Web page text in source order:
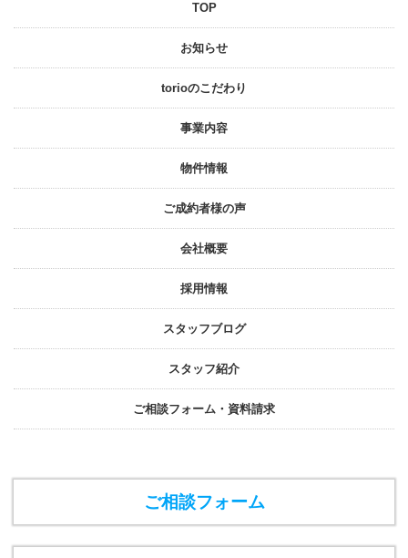
TOP
お知らせ
torioのこだわり
事業内容
物件情報
ご成約者様の声
会社概要
採⽤情報
スタッフブログ
スタッフ紹介
ご相談フォーム・資料請求
ご相談フォーム